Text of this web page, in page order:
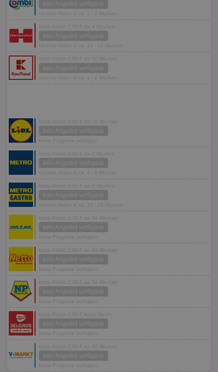
kein Angebot verfügbar
nächste Aktion in ca. 1 - 2 Wochen
letzte Aktion 2,79 € vor 4 Wochen
kein Angebot verfügbar
nächste Aktion in ca. 13 - 14 Wochen
letzte Aktion 2,49 € vor 10 Wochen
kein Angebot verfügbar
nächste Aktion in ca. 1 - 2 Wochen
letzte Aktion 2,69 € vor 18 Wochen
kein Angebot verfügbar
keine Prognose verfügbar
letzte Aktion 2,88 € vor 2 Wochen
kein Angebot verfügbar
nächste Aktion in ca. 4 - 5 Wochen
letzte Aktion 2,88 € vor 2 Wochen
kein Angebot verfügbar
nächste Aktion in ca. 15 - 16 Wochen
letzte Aktion 2,79 € vor 34 Wochen
kein Angebot verfügbar
keine Prognose verfügbar
letzte Aktion 2,99 € vor 83 Wochen
kein Angebot verfügbar
keine Prognose verfügbar
letzte Aktion 2,79 € vor 34 Wochen
kein Angebot verfügbar
keine Prognose verfügbar
letzte Aktion 2,99 € letzte Woche
kein Angebot verfügbar
keine Prognose verfügbar
letzte Aktion 2,99 € vor 95 Wochen
kein Angebot verfügbar
keine Prognose verfügbar